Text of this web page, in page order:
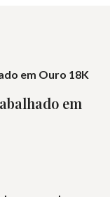
em